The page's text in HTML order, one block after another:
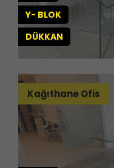
Y- BLOK
DÜKKAN
Kağıthane Ofis